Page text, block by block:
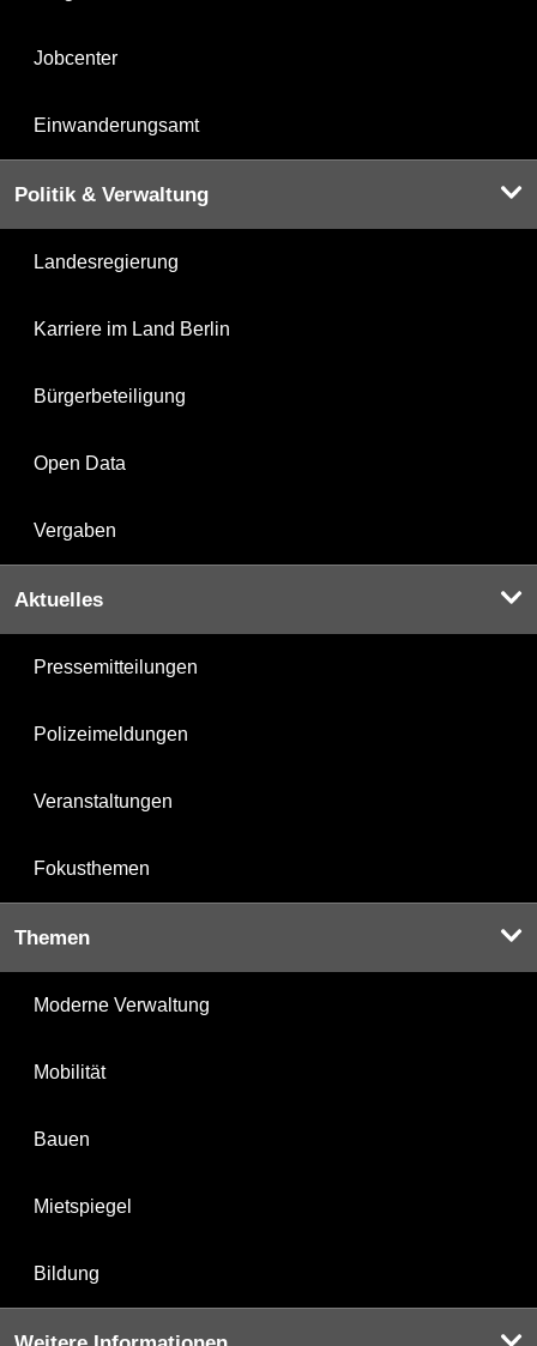
Jobcenter
Einwanderungsamt
Politik & Verwaltung
Landesregierung
Karriere im Land Berlin
Bürgerbeteiligung
Open Data
Vergaben
Aktuelles
Pressemitteilungen
Polizeimeldungen
Veranstaltungen
Fokusthemen
Themen
Moderne Verwaltung
Mobilität
Bauen
Mietspiegel
Bildung